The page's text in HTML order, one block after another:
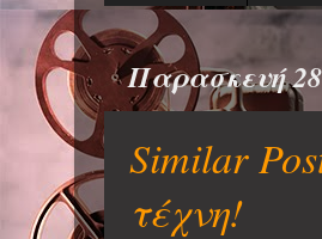
Παρασκευή
Similar
τέχνη!